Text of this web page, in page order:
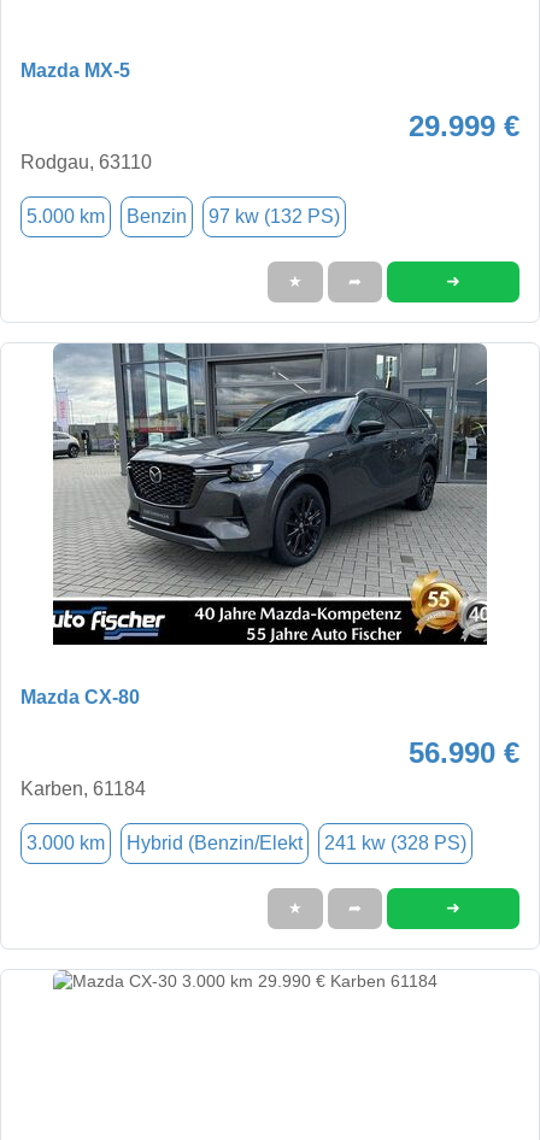
Mazda MX-5
29.999 €
Rodgau, 63110
5.000 km Benzin 97 kw (132 PS)
★ ➦ ➜
Mazda CX-80
56.990 €
Karben, 61184
3.000 km Hybrid (Benzin/Elekt 241 kw (328 PS)
★ ➦ ➜